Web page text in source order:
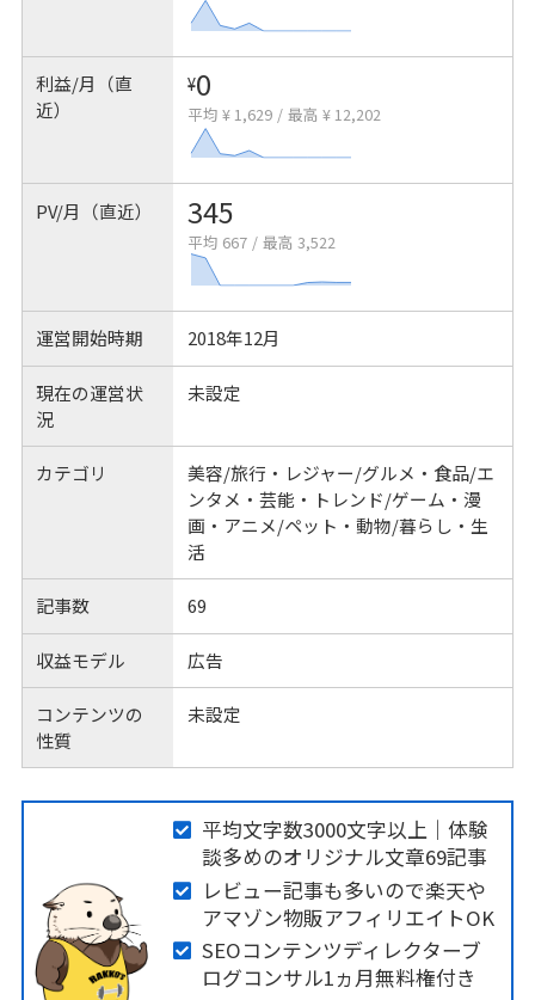
利益/月（直
近）
¥0
平均 ¥ 1,629 / 最高 ¥ 12,202
PV/月（直近） 345
平均 667 / 最高 3,522
運営開始時期 2018年12月
現在の運営状
況
未設定
カテゴリ
美容/旅行・レジャー/グルメ・食品/エ
ンタメ・芸能・トレンド/ゲーム・漫
画・アニメ/ペット・動物/暮らし・生
活
記事数 69
収益モデル 広告
コンテンツの
性質
未設定
平均文字数3000文字以上｜体験
談多めのオリジナル文章69記事
レビュー記事も多いので楽天や
アマゾン物販アフィリエイトOK
SEOコンテンツディレクターブ
ログコンサル1ヵ月無料権付き